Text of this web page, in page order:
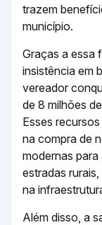
trazem
município.
Graças a essa
insistência em
vereador
de 8 milhões
Esses
na compra de
modernas
estradas
na
Além disso, a